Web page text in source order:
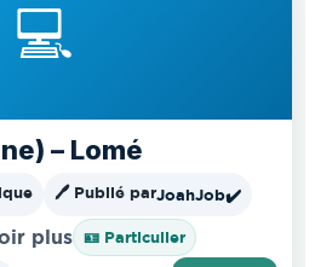
💻
– Lomé
🖊️ Publié parJoahJob✔️
plus 🪪 Particulier